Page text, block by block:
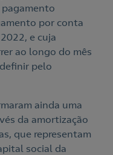
pagamento
por conta
e cuja
ao longo do mês
pelo
ainda uma
da amortização
que representam
social da